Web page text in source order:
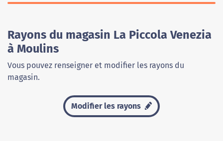
Rayons du magasin La Piccola Venezia
à Moulins
Vous pouvez renseigner et modifier les rayons du
magasin.
Modifier les rayons